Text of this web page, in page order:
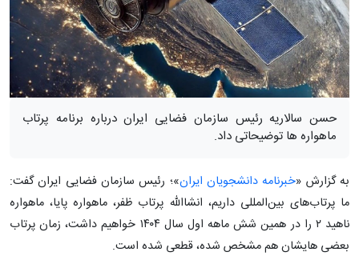
حسن سالاریه رئیس سازمان فضایی ایران درباره برنامه پرتاب
ماهواره ها توضیحاتی داد.
به گزارش «خبرنامه دانشجویان ایران»؛ رئیس سازمان فضایی ایران گفت:
ما پرتاب‌های بین‌المللی داریم، انشاالله پرتاب ظفر، ماهواره پایا، ماهواره
ناهید ۲ را در همین شش ماهه اول سال ۱۴۰۴ خواهیم داشت، زمان پرتاب
بعضی هایشان هم مشخص شده، قطعی شده است.